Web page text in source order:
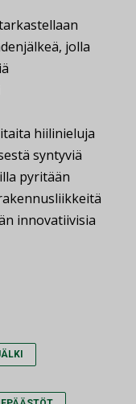
jolla
hiilinieluja
syntyviä
pyritään
innovatiivisia